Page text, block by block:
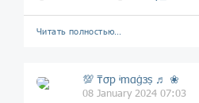
Читать полностью…
💯 ₸σp ᶤmαġзṣ ♬ ❀
08 January 2024 07:03